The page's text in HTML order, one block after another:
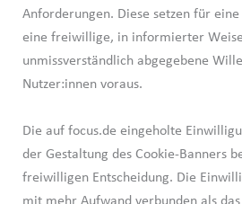
Anforderungen. Diese setzen für
eine freiwillige, in informierter
unmissverständlich abgegebene
Nutzer:innen voraus.
Die auf focus.de eingeholte
der Gestaltung des Cookie-Banners
freiwilligen Entscheidung. Die